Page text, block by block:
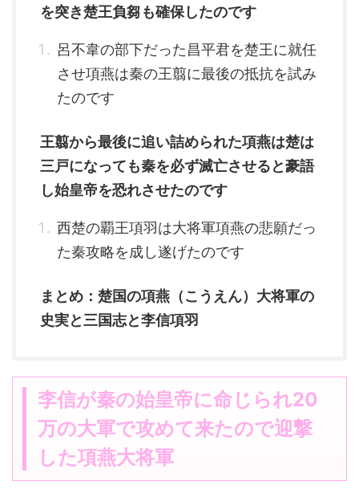
を突き楚王負芻も確保したのです
呂不韋の部下だった昌平君を楚王に就任
させ項燕は秦の王翦に最後の抵抗を試み
たのです
王翦から最後に追い詰められた項燕は楚は
三戸になっても秦を必ず滅亡させると豪語
し始皇帝を恐れさせたのです
西楚の覇王項羽は大将軍項燕の悲願だっ
た秦攻略を成し遂げたのです
まとめ：楚国の項燕（こうえん）大将軍の
史実と三国志と李信項羽
李信が秦の始皇帝に命じられ20
万の大軍で攻めて来たので迎撃
した項燕大将軍